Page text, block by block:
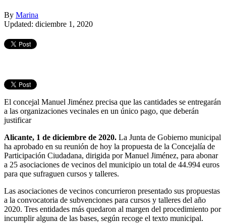
By Marina
Updated: diciembre 1, 2020
El concejal Manuel Jiménez precisa que las cantidades se entregarán
a las organizaciones vecinales en un único pago, que deberán
justificar
Alicante, 1 de diciembre de 2020. La Junta de Gobierno municipal
ha aprobado en su reunión de hoy la propuesta de la Concejalía de
Participación Ciudadana, dirigida por Manuel Jiménez, para abonar
a 25 asociaciones de vecinos del municipio un total de 44.994 euros
para que sufraguen cursos y talleres.
Las asociaciones de vecinos concurrieron presentado sus propuestas
a la convocatoria de subvenciones para cursos y talleres del año
2020. Tres entidades más quedaron al margen del procedimiento por
incumplir alguna de las bases, según recoge el texto municipal.